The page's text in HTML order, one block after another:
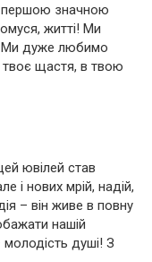
першою значною
житті! Ми
Ми дуже любимо
твоє щастя, в твою
ювілей став
і нових мрій, надій,
– він живе в повну
нашій
душі! З